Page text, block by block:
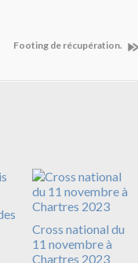
Footing de récupération.
Cross national du
11 novembre à
Chartres 2023